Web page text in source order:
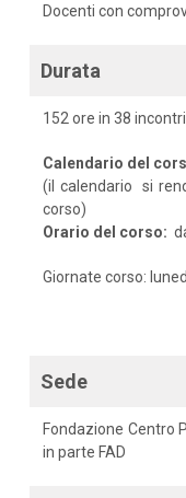
Docenti con
Durata
152 ore in 38
Calendario del
(il calendario si
corso)
Orario del corso:
Giornate corso:
Sede
Fondazione Centro
in parte FAD